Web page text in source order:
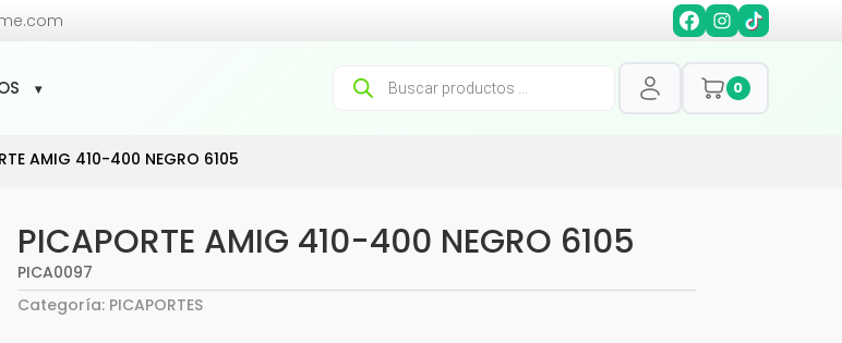
Búsqueda
productos
0
AMIG 410-400 NEGRO 6105
PICAPORTE AMIG 410-400 NEGRO 6105
PICA0097
Categoría: PICAPORTES